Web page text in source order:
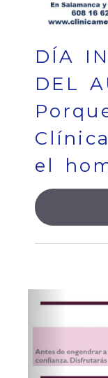
DÍA
DEL
el